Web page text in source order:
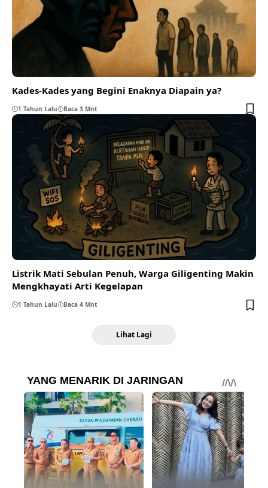
Kades-Kades yang Begini Enaknya Diapain ya?
1 Tahun Lalu Baca 3 Mnt
Listrik Mati Sebulan Penuh, Warga Giligenting Makin
Mengkhayati Arti Kegelapan
1 Tahun Lalu Baca 4 Mnt
Lihat Lagi